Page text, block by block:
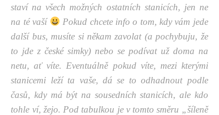
staví na všech možných ostatních stanicích, jen ne
na té vaší
Pokud chcete info o tom, kdy vám jede
další bus, musíte si někam zavolat (a pochybuju, že
to jde z české simky) nebo se podívat už doma na
netu, ať víte. Eventuálně pokud víte, mezi kterými
stanicemi leží ta vaše, dá se to odhadnout podle
časů, kdy má být na sousedních stanicích, ale kdo
tohle ví, žejo. Pod tabulkou je v tomto směru „šíleně